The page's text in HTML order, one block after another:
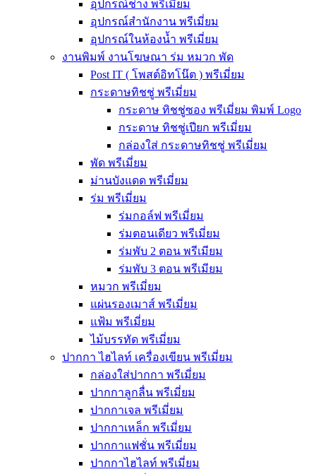
อุปกรณ์ช่าง พรีเมี่ยม
อุปกรณ์สำนักงาน พรีเมี่ยม
อุปกรณ์ในห้องน้ำ พรีเมี่ยม
งานพิมพ์ งานโฆษณา ร่ม หมวก พัด
Post IT ( โพสต์อิทโน๊ต ) พรีเมี่ยม
กระดาษทิชชู่ พรีเมี่ยม
กระดาษ ทิชชู่ซอง พรีเมี่ยม พิมพ์ Logo
กระดาษ ทิชชู่เปียก พรีเมี่ยม
กล่องใส่ กระดาษทิชชู่ พรีเมี่ยม
พัด พรีเมี่ยม
ม่านบังแดด พรีเมี่ยม
ร่ม พรีเมี่ยม
ร่มกอล์ฟ พรีเมี่ยม
ร่มตอนเดียว พรีเมี่ยม
ร่มพับ 2 ตอน พรีเมียม
ร่มพับ 3 ตอน พรีเมียม
หมวก พรีเมี่ยม
แผ่นรองเมาส์ พรีเมี่ยม
แฟ้ม พรีเมี่ยม
ไม้บรรทัด พรีเมี่ยม
ปากกา ไฮไลท์ เครื่องเขียน พรีเมี่ยม
กล่องใส่ปากกา พรีเมี่ยม
ปากกาลูกลื่น พรีเมี่ยม
ปากกาเจล พรีเมี่ยม
ปากกาเหล็ก พรีเมี่ยม
ปากกาแฟชั่น พรีเมี่ยม
ปากกาไฮไลท์ พรีเมี่ยม